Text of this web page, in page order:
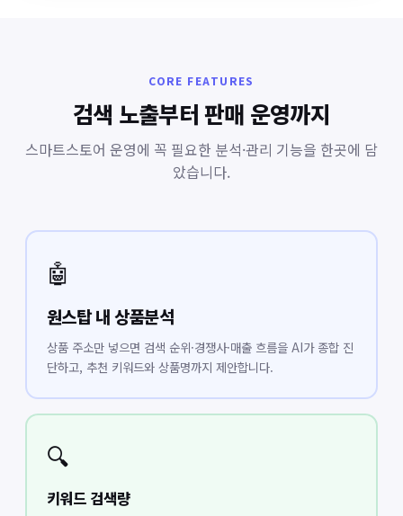
CORE FEATURES
검색 노출부터 판매 운영까지
스마트스토어 운영에 꼭 필요한 분석·관리 기능을 한곳에 담
았습니다.
🤖
원스탑 내 상품분석
상품 주소만 넣으면 검색 순위·경쟁사·매출 흐름을 AI가 종합 진
단하고, 추천 키워드와 상품명까지 제안합니다.
🔍
키워드 검색량